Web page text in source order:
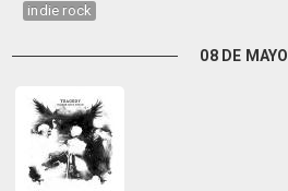
indie rock
08 DE MAYO